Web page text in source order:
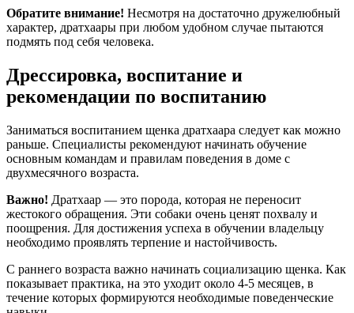
Обратите внимание! Несмотря на достаточно дружелюбный
характер, дратхаары при любом удобном случае пытаются
подмять под себя человека.
Дрессировка, воспитание и
рекомендации по воспитанию
Заниматься воспитанием щенка дратхаара следует как можно
раньше. Специалисты рекомендуют начинать обучение
основным командам и правилам поведения в доме с
двухмесячного возраста.
Важно! Дратхаар — это порода, которая не переносит
жестокого обращения. Эти собаки очень ценят похвалу и
поощрения. Для достижения успеха в обучении владельцу
необходимо проявлять терпение и настойчивость.
С раннего возраста важно начинать социализацию щенка. Как
показывает практика, на это уходит около 4-5 месяцев, в
течение которых формируются необходимые поведенческие